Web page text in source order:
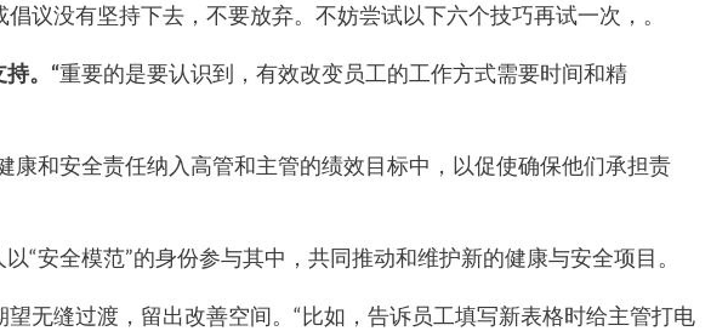
议没有坚持下去，不要放弃。不妨尝试以下六个技巧再试一次，。
持。“重要的是要认识到，有效改变员工的工作方式需要时间和精
康和安全责任纳入高管和主管的绩效目标中，以促使确保他们承担责
以“安全模范”的身份参与其中，共同推动和维护新的健康与安全项目。
望无缝过渡，留出改善空间。“比如，告诉员工填写新表格时给主管打电